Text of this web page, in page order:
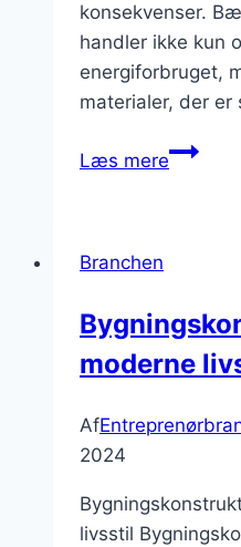
konsekvenser.
handler ikke kun
energiforbruget,
materialer, der er
Læs mere
Branchen
moderne
Af
2024
livsstil